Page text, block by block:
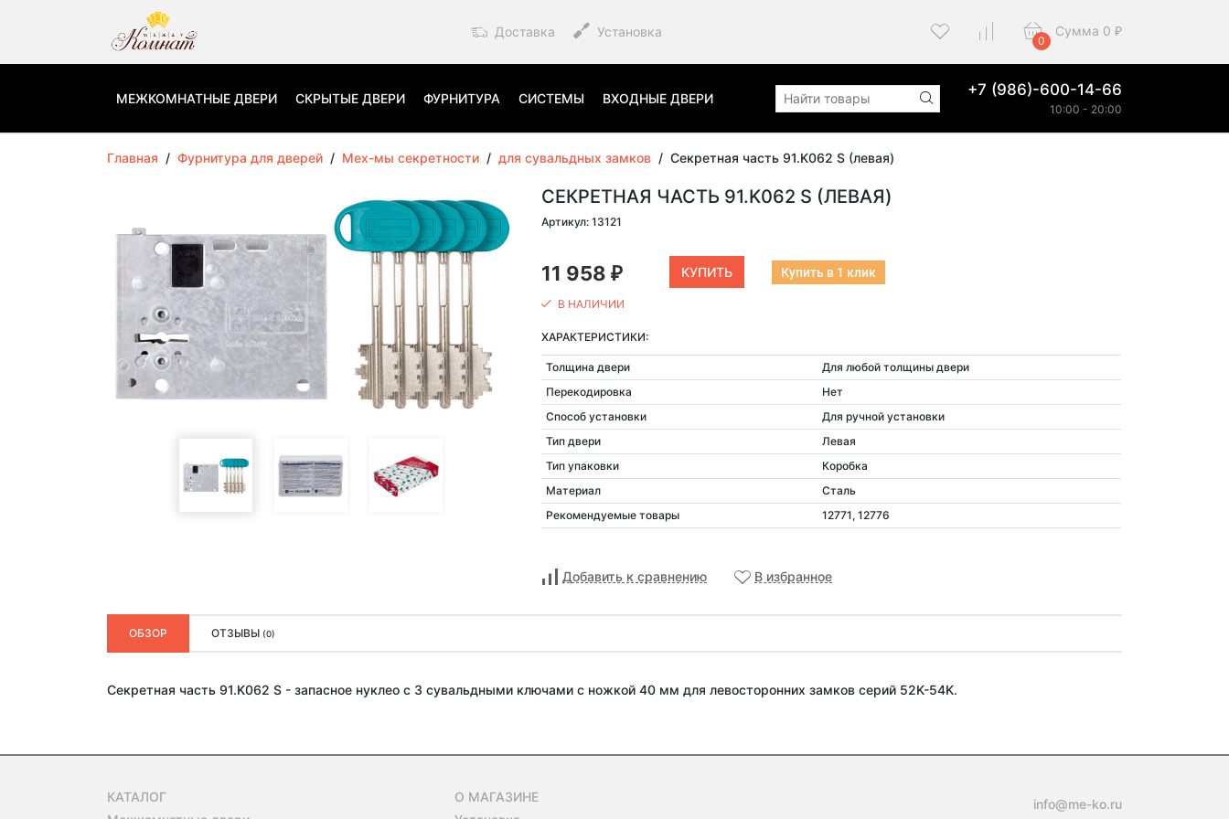
Доставка Установка
0
Сумма 0 ₽
МЕЖКОМНАТНЫЕ ДВЕРИ СКРЫТЫЕ ДВЕРИ ФУРНИТУРА СИСТЕМЫ ВХОДНЫЕ ДВЕРИ +7 (986)-600-14-66
10:00 - 20:00
Главная / Фурнитура для дверей / Мех-мы секретности / для сувальдных замков / Секретная часть 91.K062 S (левая)
СЕКРЕТНАЯ ЧАСТЬ 91.K062 S (ЛЕВАЯ)
Артикул: 13121
11 958 ₽ Купить в 1 клик
В НАЛИЧИИ
ХАРАКТЕРИСТИКИ:
Толщина двери
Для любой толщины двери
Перекодировка
Нет
Способ установки
Для ручной установки
Тип двери
Левая
Тип упаковки
Коробка
Материал
Сталь
Рекомендуемые товары
12771, 12776
Добавить к сравнению В избранное
ОБЗОР ОТЗЫВЫ (0)
Секретная часть 91.K062 S - запасное нуклео с 3 сувальдными ключами с ножкой 40 мм для левосторонних замков серий 52K-54K.
КАТАЛОГ
О МАГАЗИНЕ
info@me-ko.ru